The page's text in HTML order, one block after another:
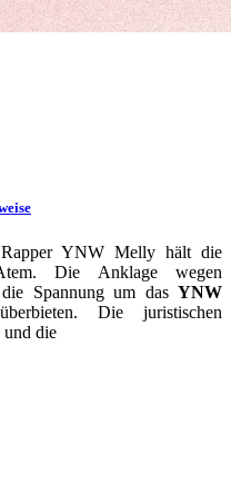
YNW Melly hält die
Die Anklage wegen
Spannung um das YNW
Die juristischen
und die